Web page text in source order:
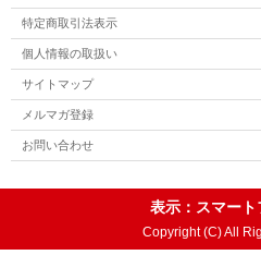
特定商取引法表示
個人情報の取扱い
サイトマップ
メルマガ登録
お問い合わせ
表示：スマート
Copyright (C) All